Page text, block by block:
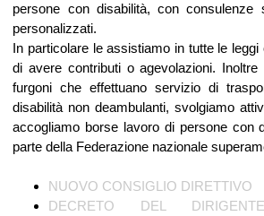
persone con disabilità, con consulenze
personalizzati.
In particolare le assistiamo in tutte le
di avere contributi o agevolazioni.
furgoni che effettuano servizio di
disabilità non deambulanti, svolgiamo
accogliamo borse lavoro di persone con
parte della Federazione nazionale
NUOVO CONSIGLIO DIRETTIVO
DECRETO DEL